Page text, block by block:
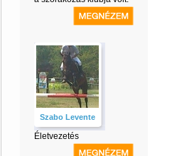
Szabo Levente
Életvezetés